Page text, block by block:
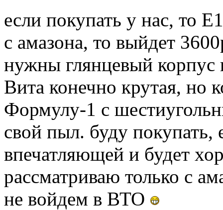
если покупать у нас, то
с амазона, то выйдет
нужны глянцевый корпус
Вита конечно крутая, но
Формулу-1 с
свой пыл. буду покупать,
впечатляющей и будет
рассматриваю только с
не войдем в ВТО